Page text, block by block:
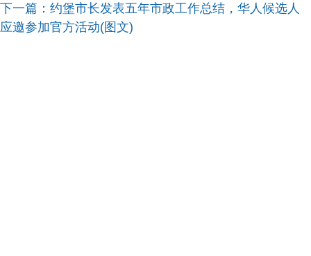
下一篇： 约堡市长发表五年市政工作总结，华人候选人
应邀参加官方活动(图文)